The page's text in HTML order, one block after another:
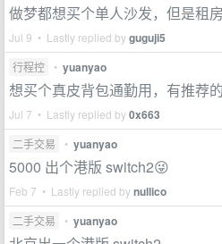
做梦都想买个单人沙发，但是租房
Jul 9 • Lastly replied byguguji5
行程控 • yuanyao
想买个真皮背包通勤用，有推荐
Jul 7 • Lastly replied by0x663
二手交易 • yuanyao
5000 出个港版 switch2😜
Feb 7 • Lastly replied bynullico
二手交易 • yuanyao